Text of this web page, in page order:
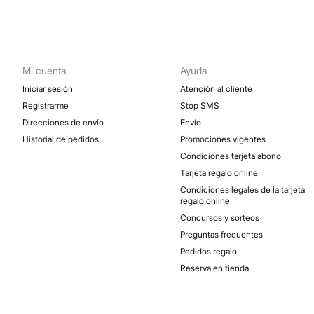
Mi cuenta
Iniciar sesión
Registrarme
Direcciones de envío
Historial de pedidos
Ayuda
Atención al cliente
Stop SMS
Envío
Promociones vigentes
Condiciones tarjeta abono
Tarjeta regalo online
Condiciones legales de la tarjeta
regalo online
Concursos y sorteos
Preguntas frecuentes
Pedidos regalo
Reserva en tienda